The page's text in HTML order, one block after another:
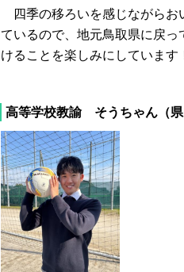
四季の移ろいを感じながらお
ているので、地元鳥取県に戻
けることを楽しみにしています
高等学校教諭 そうちゃん（県